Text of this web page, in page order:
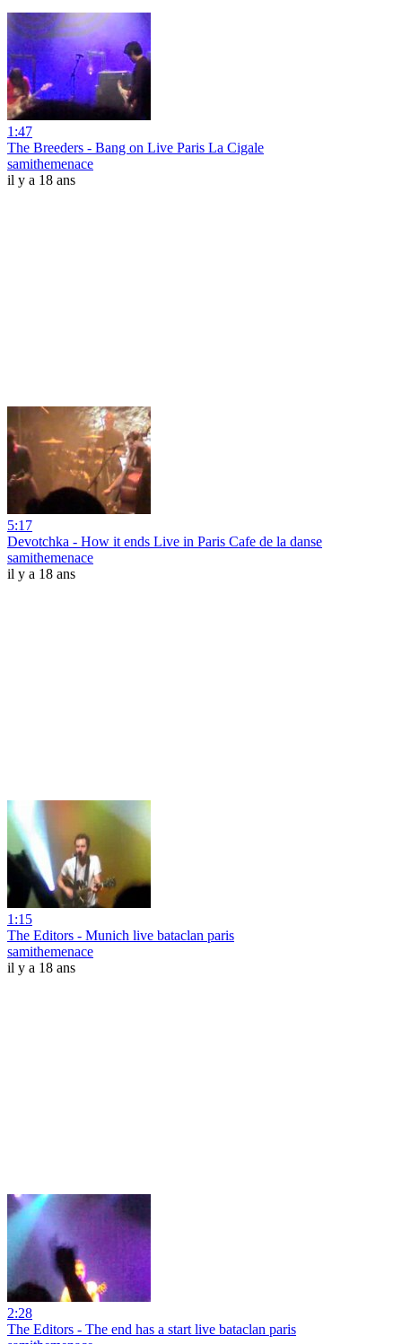
1:47
The Breeders - Bang on Live Paris La Cigale
samithemenace
il y a 18 ans
5:17
Devotchka - How it ends Live in Paris Cafe de la danse
samithemenace
il y a 18 ans
1:15
The Editors - Munich live bataclan paris
samithemenace
il y a 18 ans
2:28
The Editors - The end has a start live bataclan paris